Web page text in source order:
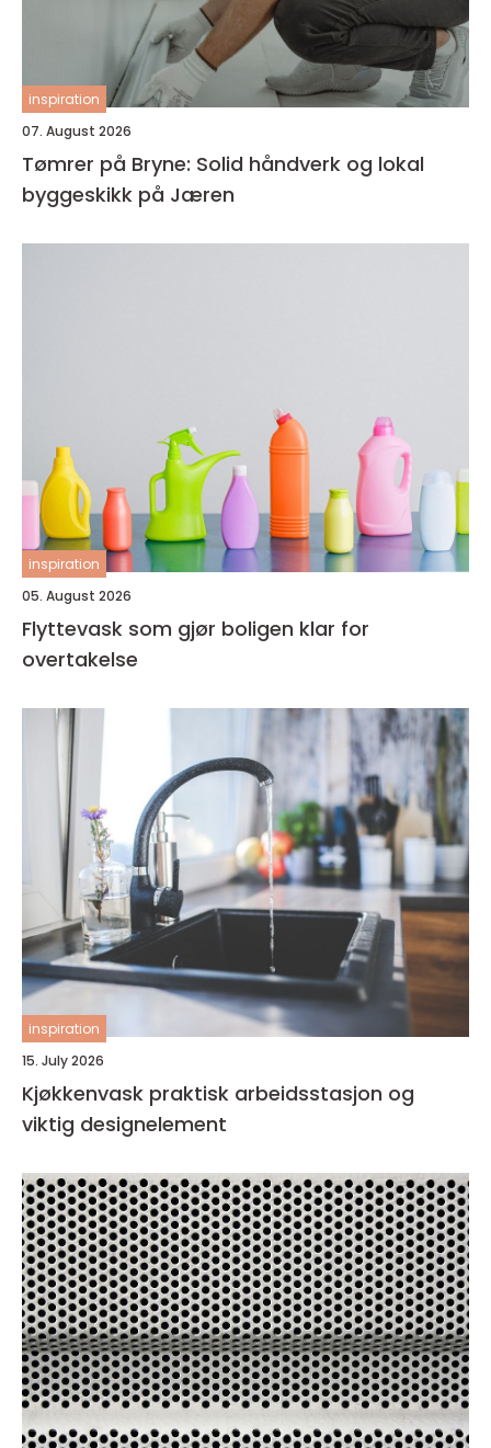
inspiration
07. August 2026
Tømrer på Bryne: Solid håndverk og lokal
byggeskikk på Jæren
inspiration
05. August 2026
Flyttevask som gjør boligen klar for
overtakelse
inspiration
15. July 2026
Kjøkkenvask praktisk arbeidsstasjon og
viktig designelement